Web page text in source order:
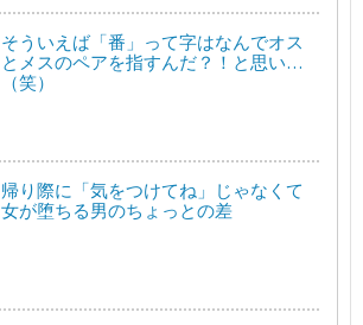
そういえば「番」って字はなんでオス
とメスのペアを指すんだ？！と思い…
（笑）
帰り際に「気をつけてね」じゃなくて
女が堕ちる男のちょっとの差